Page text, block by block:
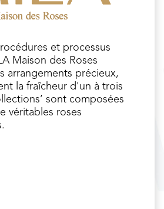
et processus
Maison des Roses
arrangements précieux,
la fraîcheur d'un à trois
sont composées
véritables roses